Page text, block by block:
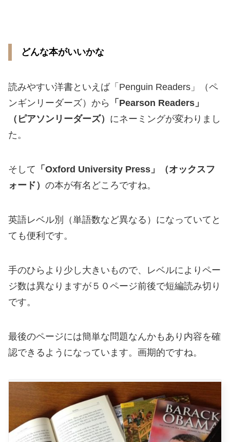
どんな本がいいかな
読みやすい洋書といえば「Penguin Readers」（ペ
ンギンリーダーズ）から
「Pearson Readers」
（ピアソンリーダーズ） にネーミングが変わりまし
た。
そして 「Oxford University Press」（オックスフ
ォード） の本が有名どころですね。
英語レベル別（単語数など異なる）になっていてと
ても便利です。
手のひらより少し大きいもので、レベルによりペー
ジ数は異なりますが５０ページ前後で短編読み切り
です。
最後のページには簡単な問題なんかもあり内容を確
認できるようになっています。画期的ですね。